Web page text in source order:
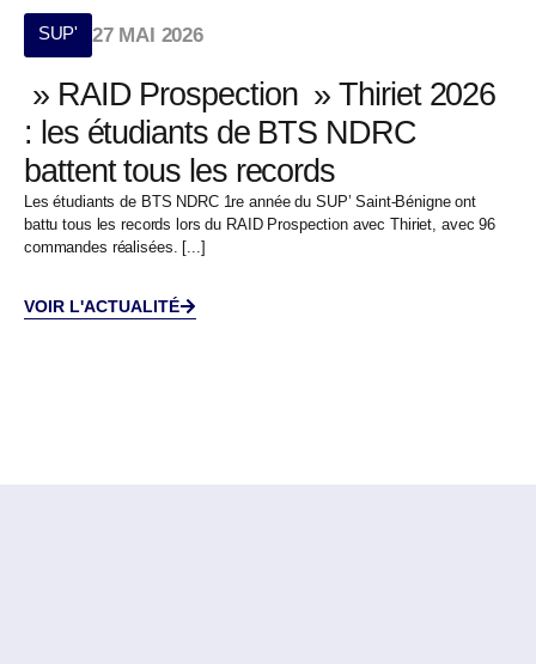
SUP' 27 MAI 2026
» RAID Prospection » Thiriet 2026
: les étudiants de BTS NDRC
battent tous les records
Les étudiants de BTS NDRC 1re année du SUP’ Saint-Bénigne ont
battu tous les records lors du RAID Prospection avec Thiriet, avec 96
commandes réalisées. [...]
VOIR L'ACTUALITÉ